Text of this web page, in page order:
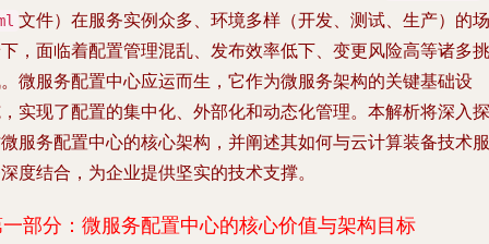
文件）在服务实例众多、环境多样（开发、测试、生产）的场
，面临着配置管理混乱、发布效率低下、变更风险高等诸多挑
微服务配置中心应运而生，它作为微服务架构的关键基础设
实现了配置的集中化、外部化和动态化管理。本解析将深入探
服务配置中心的核心架构，并阐述其如何与云计算装备技术服
度结合，为企业提供坚实的技术支撑。
部分：微服务配置中心的核心价值与架构目标